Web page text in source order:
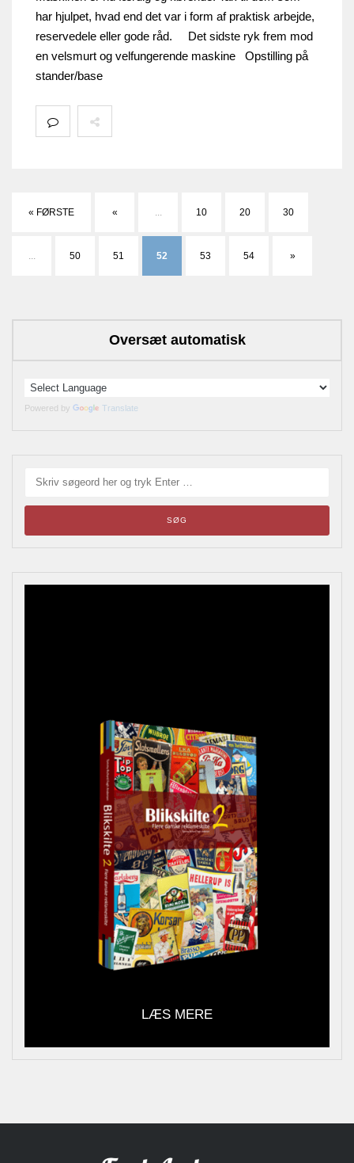
har hjulpet, hvad end det var i form af praktisk arbejde,
reservedele eller gode råd. Det sidste ryk frem mod
en velsmurt og velfungerende maskine Opstilling på
stander/base
« FØRSTE « ... 10 20 30
... 50 51 52 53 54 »
Oversæt automatisk
Powered by Translate
LÆS MERE